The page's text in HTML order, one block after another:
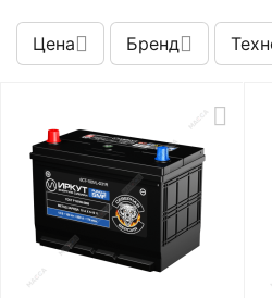
Цена Бренд